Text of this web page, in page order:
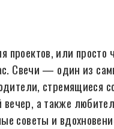
или
Свечи — один из
стремящиеся
а также
советы и